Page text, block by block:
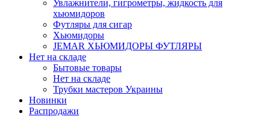
Увлажнители, гигрометры, жидкость для
хьюмидоров
Футляры для сигар
Хьюмидоры
JEMAR ХЬЮМИДОРЫ ФУТЛЯРЫ
Нет на складе
Бытовые товары
Нет на складе
Трубки мастеров Украины
Новинки
Распродажи